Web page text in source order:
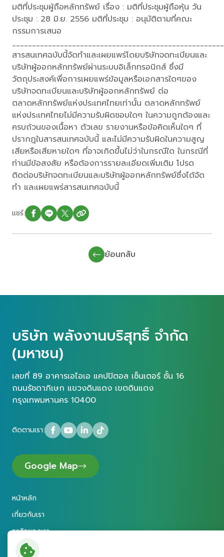
มติที่ประชุมผู้ถือหลักทรัพย์ เรื่อง : มติที่ประชุมผู้ถือหุ้น วัน
ประชุม : 28 มิ.ย. 2556 มติที่ประชุม : อนุมัติตามที่คณะ
กรรมการเสนอ
สารสนเทศฉบับนี้จัดทำและเผยแพร่โดยบริษัทจดทะเบียนและ
บริษัทผู้ออกหลักทรัพย์ผ่านระบบอิเล็กทรอนิกส์ ซึ่งมี
วัตถุประสงค์เพื่อการเผยแพร่ข้อมูลหรือเอกสารใดๆของ
บริษัทจดทะเบียนและบริษัทผู้ออกหลักทรัพย์ ต่อ
ตลาดหลักทรัพย์แห่งประเทศไทยเท่านั้น ตลาดหลักทรัพย์
แห่งประเทศไทยไม่มีความรับผิดชอบใดๆ ในความถูกต้องและ
ครบถ้วนของเนื้อหา ตัวเลข รายงานหรือข้อคิดเห็นใดๆ ที่
ปรากฎในสารสนเทศฉบับนี้ และไม่มีความรับผิดในความสูญ
เสียหรือเสียหายใดๆ ที่อาจเกิดขึ้นไม่ว่าในกรณีใด ในกรณีที่
ท่านมีข้อสงสัย หรือต้องการรายละเอียดเพิ่มเติม โปรด
ติดต่อบริษัทจดทะเบียนและบริษัทผู้ออกหลักทรัพย์ซึ่งได้จัด
ทำ และเผยแพร่สารสนเทศฉบับนี้
แชร์:
ย้อนกลับ
บริษัท พลังงานบริสุทธิ์ จำกัด
(มหาชน)
เลขที่ 89 อาคารเอไอเอ แคปปิตอล เซ็นเตอร์ ชั้น 16
ถนนรัชดาภิเษก แขวงดินแดง เขตดินแดง
กรุงเทพมหานคร 10400
ติดตามเรา:
Google Map
หน้าหลัก
เกี่ยวกับเรา
ธุรกิจของเรา
การพัฒนาอย่างยั่งยืน